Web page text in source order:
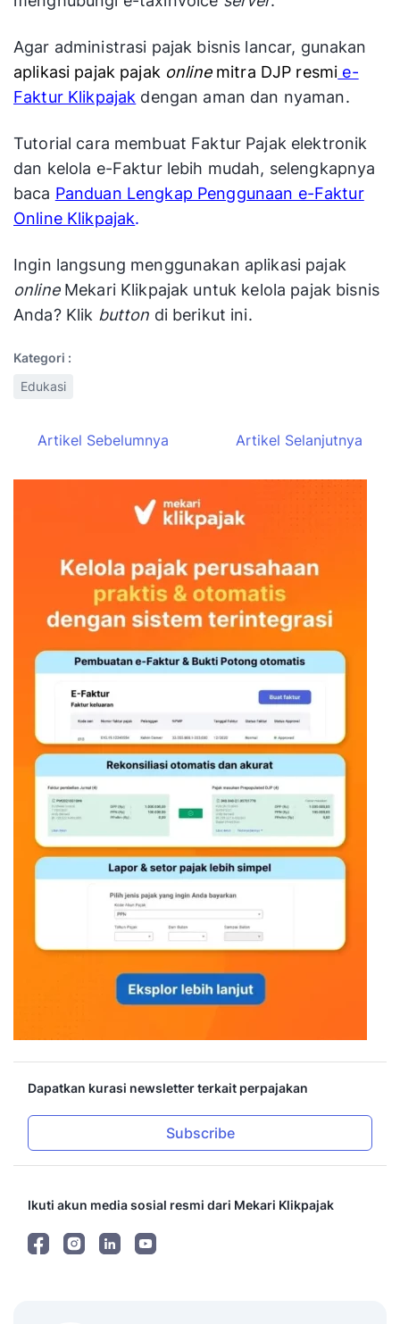
Agar administrasi pajak bisnis lancar, gunakan
aplikasi pajak pajak onlinemitra DJP resmi e-
Faktur Klikpajak dengan aman dan nyaman.
Tutorial cara membuat Faktur Pajak elektronik
dan kelola e-Faktur lebih mudah, selengkapnya
baca Panduan Lengkap Penggunaan e-Faktur
Online Klikpajak.
Ingin langsung menggunakan aplikasi pajak
onlineMekari Klikpajak untuk kelola pajak bisnis
Anda? Klik button di berikut ini.
Kategori :
Edukasi
Artikel Sebelumnya Artikel Selanjutnya
Dapatkan kurasi newsletter terkait perpajakan
Subscribe
Ikuti akun media sosial resmi dari Mekari Klikpajak